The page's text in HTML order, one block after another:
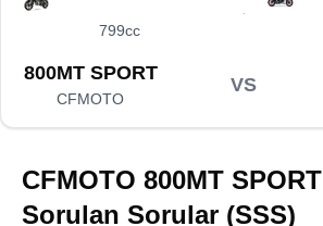
799cc
800MT SPORT
CFMOTO
VS
CFMOTO 800MT SPORT
Sorulan Sorular (SSS)